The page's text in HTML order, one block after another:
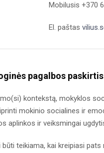
Mobilusis +370
El. paštas
pagalbos paskirtis
kontekstą, mokyklos
mokinio socialines ir
aplinkos ir veiksmingai
būti teikiama, kai kreipiasi